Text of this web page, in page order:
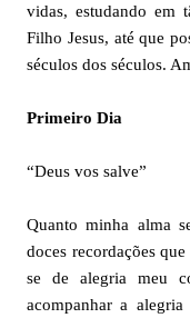
vidas, estudando em
Filho Jesus, até que
séculos dos séculos.
Primeiro Dia
“Deus vos salve”
Quanto minha alma
doces recordações
se de alegria meu
acompanhar a